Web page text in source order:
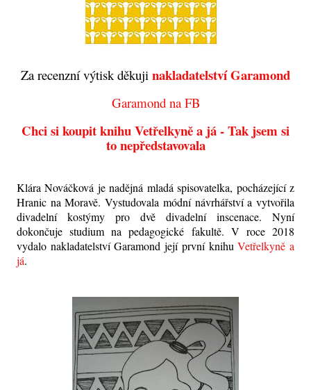
Za recenzní výtisk děkuji nakladatelství Garamond
Garamond na FB
Chci si koupit knihu Vetřelkyně a já - Tak jsem si
to nepředstavovala
Klára Nováčková je nadějná mladá spisovatelka, pocházející z
Hranic na Moravě. Vystudovala módní návrhářství a vytvořila
divadelní kostýmy pro dvě divadelní inscenace. Nyní
dokončuje studium na pedagogické fakultě. V roce 2018
vydalo nakladatelství Garamond její první knihuVetřelkyně a
já.